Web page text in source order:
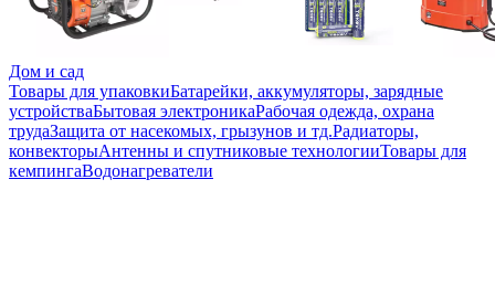
Дом и сад
Товары для упаковкиБатарейки, аккумуляторы, зарядные
устройстваБытовая электроникаРабочая одежда, охрана
трудаЗащита от насекомых, грызунов и тд.Радиаторы,
конвекторыАнтенны и спутниковые технологииТовары для
кемпингаВодонагреватели